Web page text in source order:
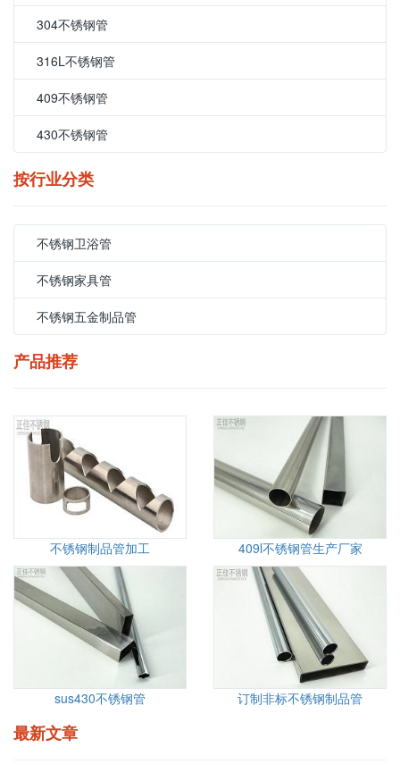
304不锈钢管
316L不锈钢管
409不锈钢管
430不锈钢管
按行业分类
不锈钢卫浴管
不锈钢家具管
不锈钢五金制品管
产品推荐
不锈钢制品管加工 409l不锈钢管生产厂家
sus430不锈钢管 订制非标不锈钢制品管
最新文章